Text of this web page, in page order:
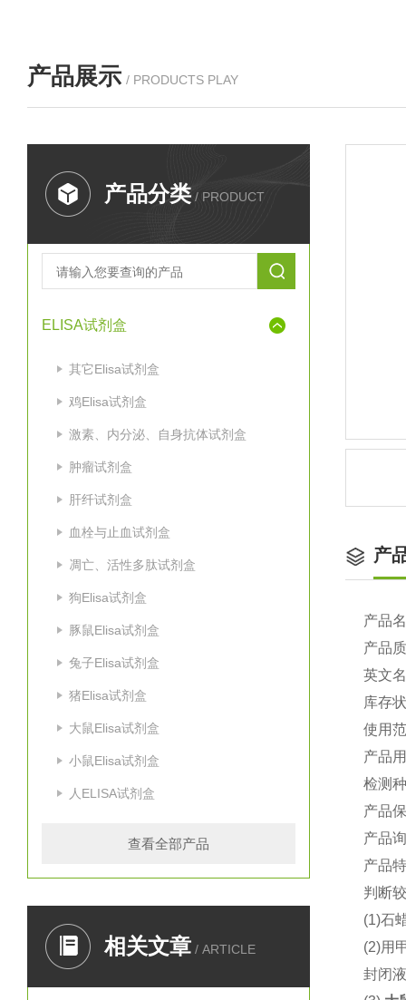
产品展示 / PRODUCTS PLAY
产品分类 / PRODUCT
ELISA试剂盒
其它Elisa试剂盒
鸡Elisa试剂盒
激素、内分泌、自身抗体试剂盒
肿瘤试剂盒
肝纤试剂盒
血栓与止血试剂盒
凋亡、活性多肽试剂盒
狗Elisa试剂盒
豚鼠Elisa试剂盒
兔子Elisa试剂盒
猪Elisa试剂盒
大鼠Elisa试剂盒
小鼠Elisa试剂盒
人ELISA试剂盒
查看全部产品
相关文章 / ARTICLE
产
产品
产品
英文
库存
使用
产品
检测
产品
产品
产品
判断
(1)石
(2)用
封闭